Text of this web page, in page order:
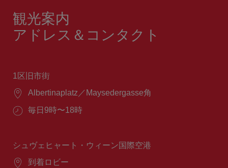
観光案内
アドレス＆コンタクト
1区旧市街
場
Albertinaplatz／Maysedergasse角
営
間：
毎日9時〜18時
シュヴェヒャート・ウィーン国際空港
場
到着ロビー